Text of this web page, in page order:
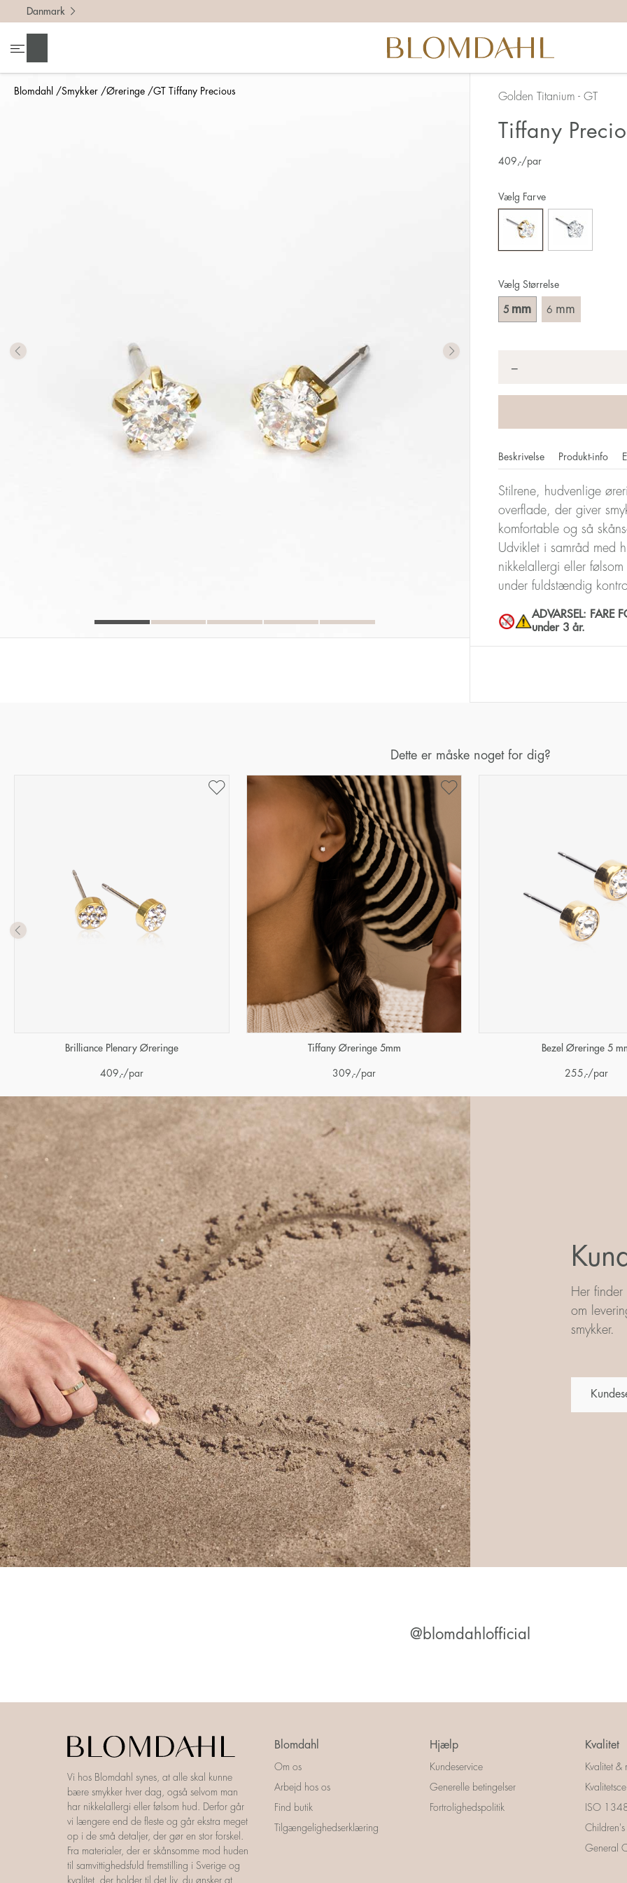
Blomdahl Smykker Øreringe GT Tiffany Precious
Danmark
Golden Titanium - GT
Tiffany
409 ,-/par
Vælg Størrelse
5 mm 6 mm
Vælg Farve
−
Beskrivelse Produkt-info
Stilrene, hudvenlige
overflade, der giver
komfortable og så
Udviklet i samråd med
nikkelallergi eller
under fuldstændig
ADVARSEL: FARE
under 3 år.
Dette er måske noget for dig?
Brilliance Plenary Øreringe
409 ,-/par
Tiffany Øreringe 5mm
309 ,-/par
Bezel Øreringe 5
255 ,-/par
Her
om
smykker.
@blomdahlofficial
Vi hos Blomdahl synes, at alle skal kunne
bære smykker hver dag, også selvom man
har nikkelallergi eller følsom hud. Derfor går
vi længere end de fleste og går ekstra meget
op i de små detaljer, der gør en stor forskel.
Fra materialer, der er skånsomme mod huden
til samvittighedsfuld fremstilling i Sverige og
kvalitet, der holder til det liv, du ønsker at
Blomdahl
Om os
Arbejd hos os
Find butik
Tilgængelighedserklæring
Hjælp
Kundeservice
Generelle betingelser
Fortrolighedspolitik
Kvalitet
Kvalitet &
ISO
General